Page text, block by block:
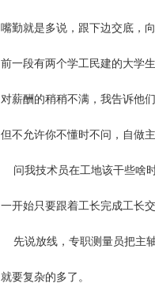
嘴勤就是多说，跟下边交底，
前一段有两个学工民建的大学
对薪酬的稍稍不满，我告诉他
但不允许你不懂时不问，自做主
问我技术员在工地该干些啥
一开始只要跟着工长完成工长
先说放线，专职测量员把主
就要复杂的多了。